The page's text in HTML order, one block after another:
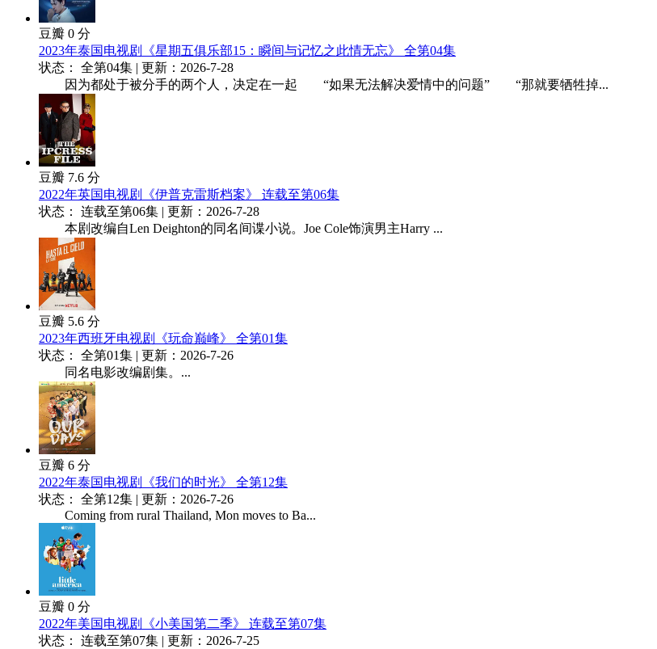
豆瓣 0 分
2023年泰国电视剧《星期五俱乐部15：瞬间与记忆之此情无忘》 全第04集
状态： 全第04集 | 更新：2026-7-28
因为都处于被分手的两个人，决定在一起 “如果无法解决爱情中的问题” “那就要牺牲掉...
豆瓣 7.6 分
2022年英国电视剧《伊普克雷斯档案》 连载至第06集
状态： 连载至第06集 | 更新：2026-7-28
本剧改编自Len Deighton的同名间谍小说。Joe Cole饰演男主Harry ...
豆瓣 5.6 分
2023年西班牙电视剧《玩命巅峰》 全第01集
状态： 全第01集 | 更新：2026-7-26
同名电影改编剧集。...
豆瓣 6 分
2022年泰国电视剧《我们的时光》 全第12集
状态： 全第12集 | 更新：2026-7-26
Coming from rural Thailand, Mon moves to Ba...
豆瓣 0 分
2022年美国电视剧《小美国第二季》 连载至第07集
状态： 连载至第07集 | 更新：2026-7-25